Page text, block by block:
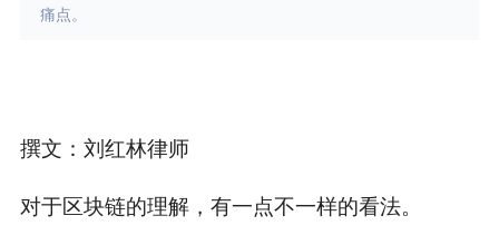
痛点。
撰文：刘红林律师
对于区块链的理解，有一点不一样的看法。